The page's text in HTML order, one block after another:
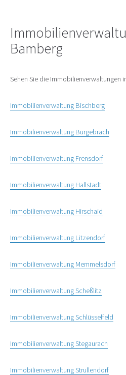
Bamberg
Sehen Sie die Immobilienverwaltungen
Immobilienverwaltung Bischberg
Immobilienverwaltung Burgebrach
Immobilienverwaltung Frensdorf
Immobilienverwaltung Hallstadt
Immobilienverwaltung Hirschaid
Immobilienverwaltung Litzendorf
Immobilienverwaltung Memmelsdorf
Immobilienverwaltung Scheßlitz
Immobilienverwaltung Schlüsselfeld
Immobilienverwaltung Stegaurach
Immobilienverwaltung Strullendorf